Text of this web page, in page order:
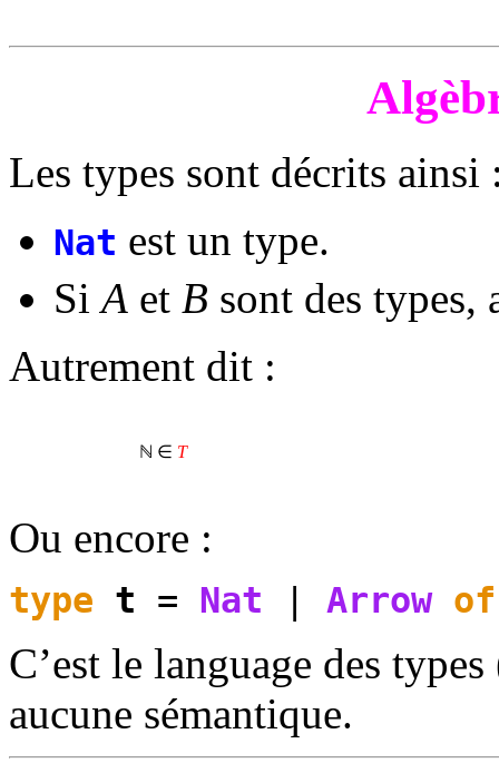
Les types sont décrits ainsi
Nat est un type.
SiA et B sont des types,
Autrement dit :
ℕ ∈ T
Ou encore :
type t = Nat Arrow of
C’est le language des
aucune sémantique.